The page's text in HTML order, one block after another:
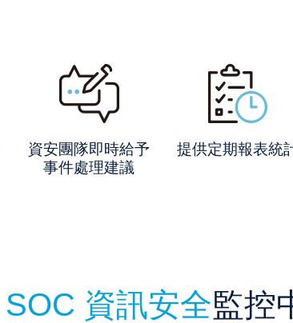
資安團隊即時給予
事件處理建議
提供定期報表統
SOC 資訊安全監控